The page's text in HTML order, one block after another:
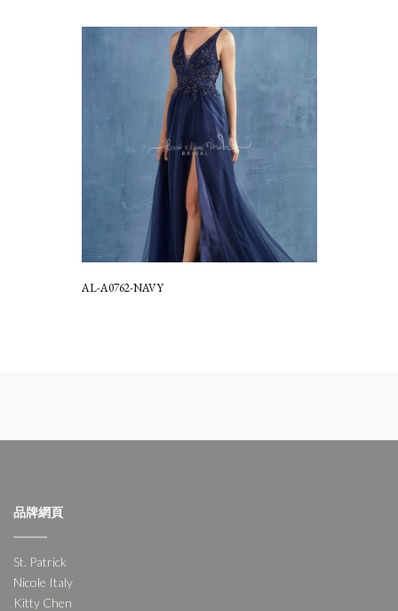
AL-A0762-NAVY
品牌網頁
St. Patrick
Nicole Italy
Kitty Chen